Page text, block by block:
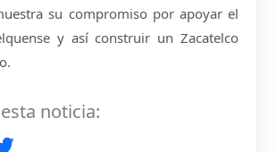
su compromiso por apoyar el
y así construir un Zacatelco
noticia: